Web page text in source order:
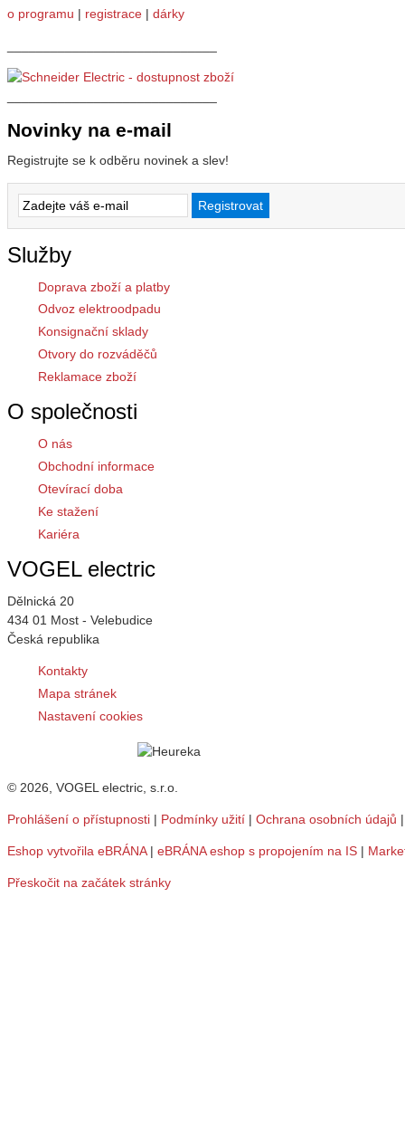
o programu | registrace | dárky
Novinky na e-mail
Registrujte se k odběru novinek a slev!
Služby
Doprava zboží a platby
Odvoz elektroodpadu
Konsignační sklady
Otvory do rozváděčů
Reklamace zboží
O společnosti
O nás
Obchodní informace
Otevírací doba
Ke stažení
Kariéra
VOGEL electric
Dělnická 20
434 01 Most - Velebudice
Česká republika
Kontakty
Mapa stránek
Nastavení cookies
© 2026, VOGEL electric, s.r.o.
Prohlášení o přístupnosti | Podmínky užití | Ochrana osobních údajů
Eshop vytvořila eBRÁNA| eBRÁNA eshop s propojením na IS |
Přeskočit na začátek stránky